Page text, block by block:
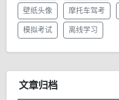
壁纸头像 摩托车驾考
模拟考试 离线学习
文章归档